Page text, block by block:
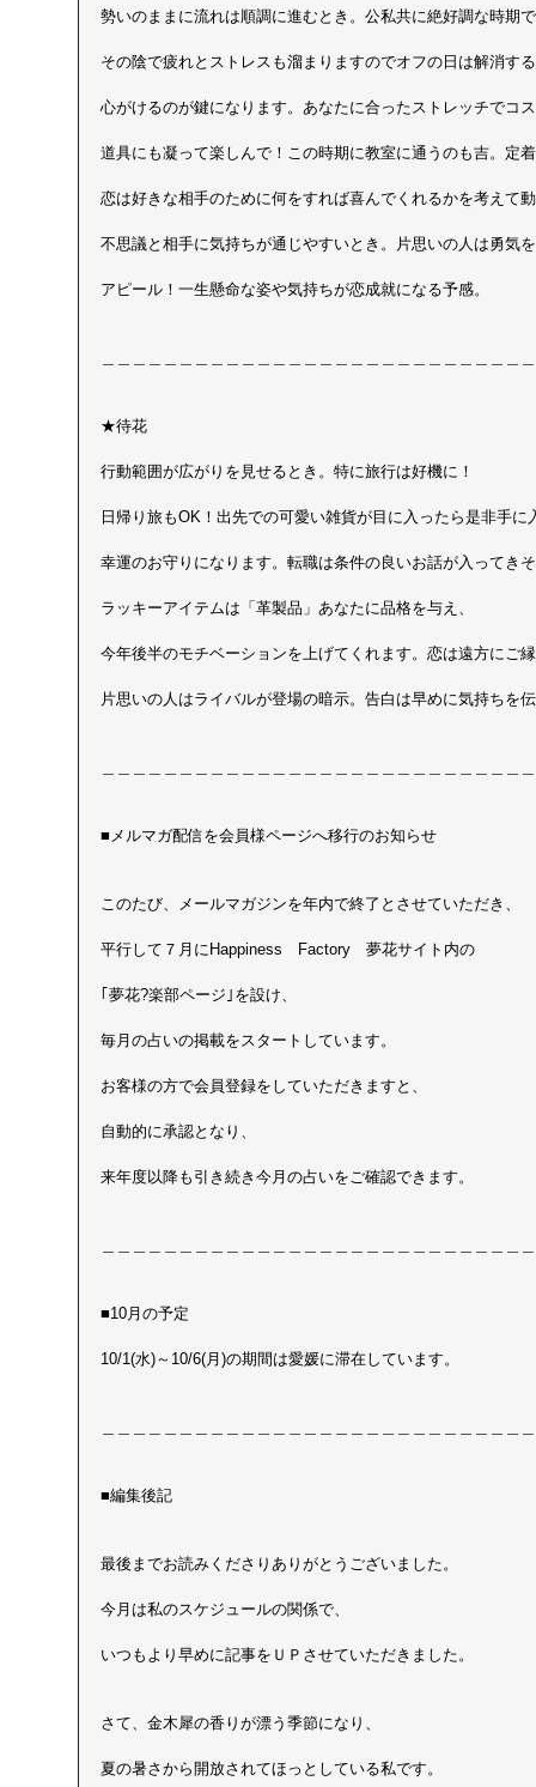
勢いのままに流れは順調に進むとき。公私共に絶好調な時期
その陰で疲れとストレスも溜まりますのでオフの日は解消す
心がけるのが鍵になります。あなたに合ったストレッチでコ
道具にも凝って楽しんで！この時期に教室に通うのも吉。定
恋は好きな相手のために何をすれば喜んでくれるかを考えて
不思議と相手に気持ちが通じやすいとき。片思いの人は勇気
アピール！一生懸命な姿や気持ちが恋成就になる予感。
★待花
行動範囲が広がりを見せるとき。特に旅行は好機に！
日帰り旅もOK！出先での可愛い雑貨が目に入ったら是非手に
幸運のお守りになります。転職は条件の良いお話が入ってき
ラッキーアイテムは「革製品」あなたに品格を与え、
今年後半のモチベーションを上げてくれます。恋は遠方にご
片思いの人はライバルが登場の暗示。告白は早めに気持ちを
■メルマガ配信を会員様ページへ移行のお知らせ
このたび、メールマガジンを年内で終了とさせていただき、
平行して７月にHappiness　Factory　夢花サイト内の
｢夢花?楽部ページ｣を設け、
毎月の占いの掲載をスタートしています。
お客様の方で会員登録をしていただきますと、
自動的に承認となり、
来年度以降も引き続き今月の占いをご確認できます。
■10月の予定
10/1(水)～10/6(月)の期間は愛媛に滞在しています。
■編集後記
最後までお読みくださりありがとうございました。
今月は私のスケジュールの関係で、
いつもより早めに記事をＵＰさせていただきました。
さて、金木犀の香りが漂う季節になり、
夏の暑さから開放されてほっとしている私です。